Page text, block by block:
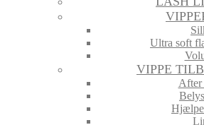
Ultra soft
VIPPE
After